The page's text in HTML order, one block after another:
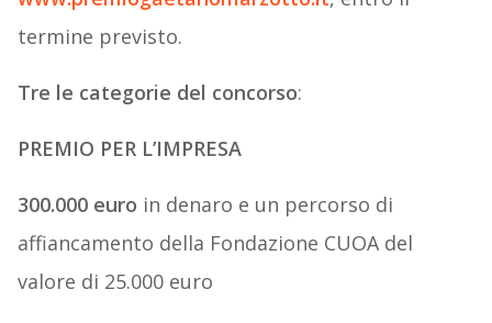
termine previsto.
Tre le categorie del concorso:
PREMIO PER L’IMPRESA
300.000 euro in denaro e un percorso di
affiancamento della Fondazione CUOA del
valore di 25.000 euro